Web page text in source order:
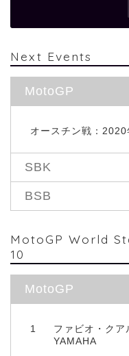
Next Events
MotoGP
オースチン戦：
SBK
BSB
MotoGP World
10
MotoGP
1
ファビオ・クア
YAMAHA